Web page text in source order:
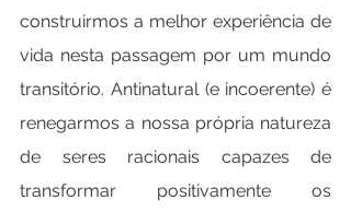
construirmos a melhor experiência de
vida nesta passagem por um mundo
transitório. Antinatural (e incoerente) é
renegarmos a nossa própria natureza
de seres racionais capazes de
transformar positivamente os